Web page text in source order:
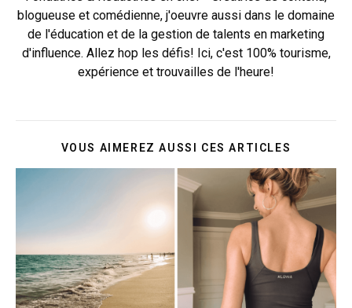
blogueuse et comédienne, j'oeuvre aussi dans le domaine
de l'éducation et de la gestion de talents en marketing
d'influence. Allez hop les défis! Ici, c'est 100% tourisme,
expérience et trouvailles de l'heure!
VOUS AIMEREZ AUSSI CES ARTICLES